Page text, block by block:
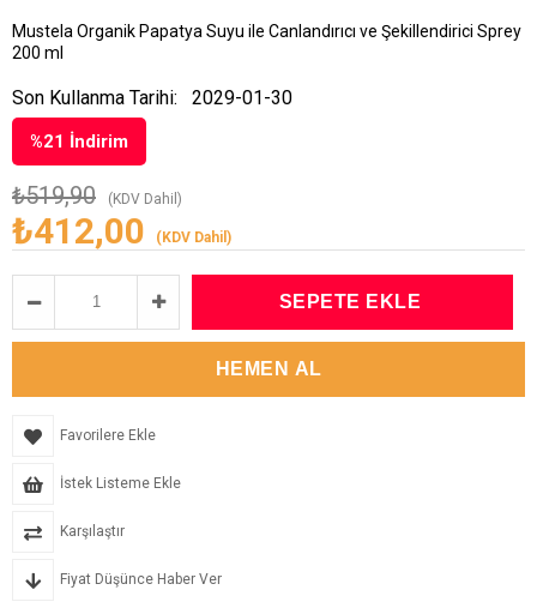
Mustela Organik Papatya Suyu ile Canlandırıcı ve Şekillendirici Sprey
200 ml
%21 İndirim
₺519,90 (KDV Dahil)
₺412,00 (KDV Dahil)
Son Kullanma Tarihi: 2029-01-30
Favorilere Ekle
İstek Listeme Ekle
Karşılaştır
Fiyat Düşünce Haber Ver